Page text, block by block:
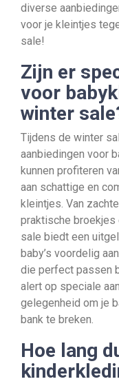
diverse
voor je kleintjes
sale!
Zijn er
voor
winter
Tijdens de winter
aanbiedingen voor
kunnen profiteren
aan schattige en
kleintjes. Van
praktische
sale biedt een
baby’s voordelig
die perfect passen
alert op speciale
gelegenheid om je
bank te breken.
Hoe lang